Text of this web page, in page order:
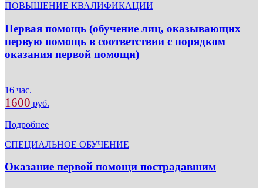
ПОВЫШЕНИЕ КВАЛИФИКАЦИИ
Первая помощь (обучение лиц, оказывающих
первую помощь в соответствии с порядком
оказания первой помощи)
16 час.
1600 руб.
Подробнее
СПЕЦИАЛЬНОЕ ОБУЧЕНИЕ
Оказание первой помощи пострадавшим